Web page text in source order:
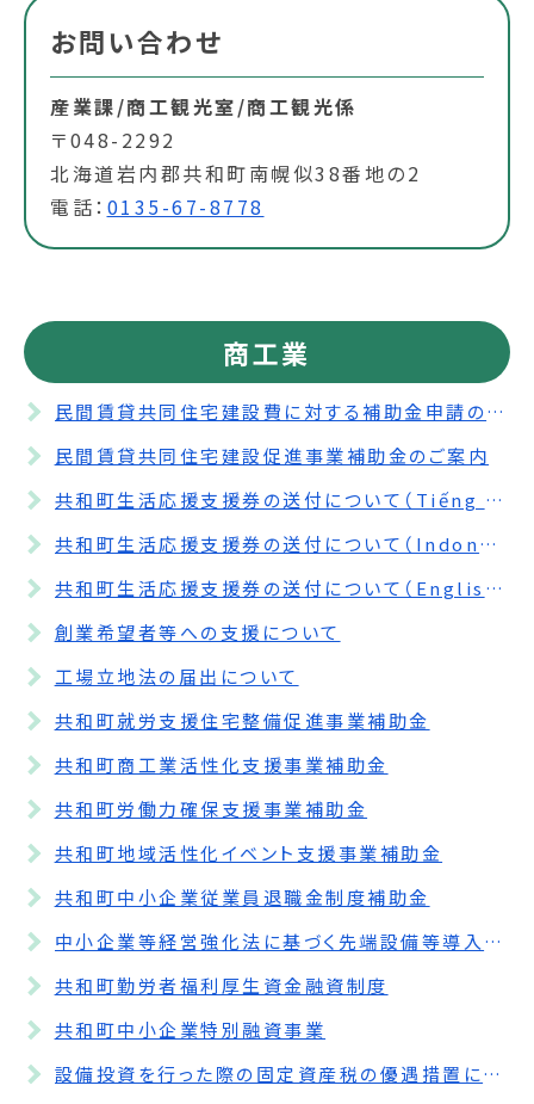
お問い合わせ
産業課/商工観光室/商工観光係
〒048-2292
北海道岩内郡共和町南幌似38番地の2
電話： 0135-67-8778
商工業
民間賃貸共同住宅建設費に対する補助金申請の受付期間を延長します。
民間賃貸共同住宅建設促進事業補助金のご案内
共和町生活応援支援券の送付について（Tiếng Việt）
共和町生活応援支援券の送付について（Indonesia）
共和町生活応援支援券の送付について（English）
創業希望者等への支援について
工場立地法の届出について
共和町就労支援住宅整備促進事業補助金
共和町商工業活性化支援事業補助金
共和町労働力確保支援事業補助金
共和町地域活性化イベント支援事業補助金
共和町中小企業従業員退職金制度補助金
中小企業等経営強化法に基づく先端設備等導入計画
共和町勤労者福利厚生資金融資制度
共和町中小企業特別融資事業
設備投資を行った際の固定資産税の優遇措置について